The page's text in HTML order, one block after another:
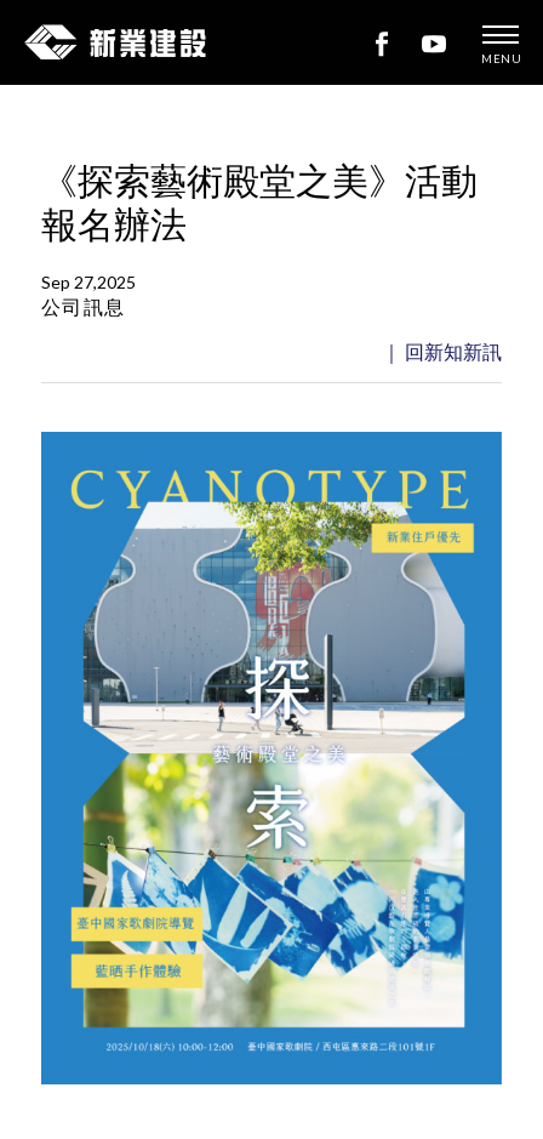
新
設
MENU
《探索藝術殿堂之美》活動
報名辦法
Sep 27,2025
公司訊息
｜ 回新知新訊